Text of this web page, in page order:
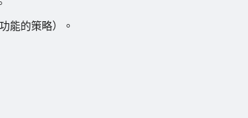
能的策略）。